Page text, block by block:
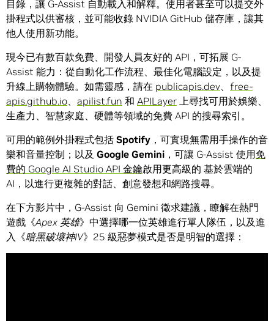
目錄，讓 G-Assist 自動載入和解釋。使用者甚至可以提交外
掛程式以供審核，並可能收錄 NVIDIA GitHub 儲存庫，讓其
他人使用新功能。
現今已有數百款免費、開發人員友好的 API，可拓展 G-
Assist 能力：從自動化工作流程、最佳化電腦設定，以及提
升線上購物體驗。如需靈感，請在 publicapis.dev
free-
apis.github.io
apilist.fun 和 APILayer 上尋找可用於娛樂、
生產力、智慧家庭、硬體等領域的免費 API 的搜尋索引。
可用的範例外掛程式包括 Spotify ，可實現無需用手操作的音
樂和音量控制；以及 Google Gemini ，可讓 G-Assist 使用免
費的 Google AI Studio API 金鑰啟用更高級的 基於雲端的
AI，以進行更複雜的對話、創意發想和網路搜尋。
在下方影片中，G-Assist 向 Gemini 徵求建議，瞭解在熱門
遊戲《Apex 英雄》中選擇哪一位英雄進行單人隊伍，以及進
入《暗黑破壞神IV》25 級惡夢模式是否是明智的選擇：